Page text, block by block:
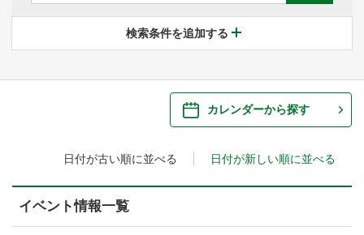
・ 館内サービス・アクセシビリティ
・ よくある質問
・ 施設を借りる
・ 空き状況
音楽堂について
・ 音楽堂のご案内
神奈川県立音楽堂
検索条件を追加する
カレンダーから探す
日付が古い順に並べる 日付が新しい順に並べる
イベント情報一覧